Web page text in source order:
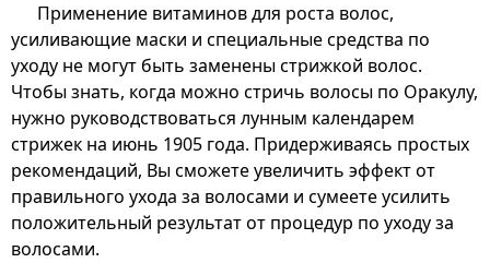
Применение витаминов для роста волос,
усиливающие маски и специальные средства по
уходу не могут быть заменены стрижкой волос.
Чтобы знать, когда можно стричь волосы по Оракулу,
нужно руководствоваться лунным календарем
стрижек на июнь 1905 года. Придерживаясь простых
рекомендаций, Вы сможете увеличить эффект от
правильного ухода за волосами и сумеете усилить
положительный результат от процедур по уходу за
волосами.